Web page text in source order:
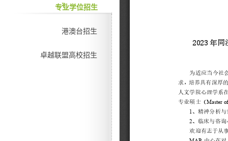
专业学位招生
港澳台招生
卓越联盟高校招生